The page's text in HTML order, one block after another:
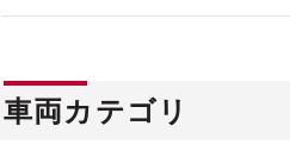
車両カテゴリ